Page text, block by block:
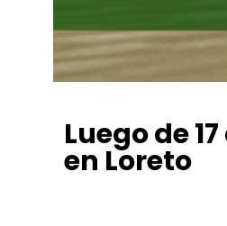
Luego de
en Loreto